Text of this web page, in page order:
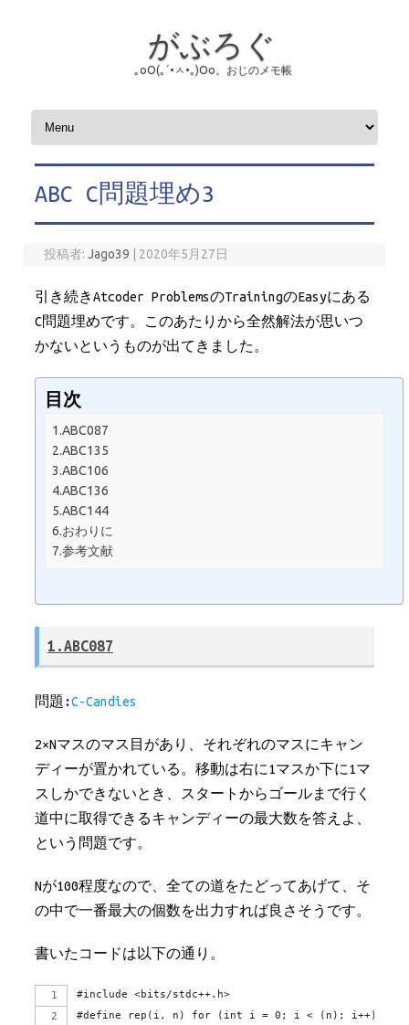
がぶろぐ
｡оО(｡´•ㅅ•｡)Оо。おじのメモ帳
コンテンツへスキップ
ABC C問題埋め3
投稿者:Jago39 2020年5月27日
引き続きAtcoder ProblemsのTrainingのEasyにある
C問題埋めです。このあたりから全然解法が思いつ
かないというものが出てきました。
目次
1.ABC087
2.ABC135
3.ABC106
4.ABC136
5.ABC144
6.おわりに
7.参考文献
1.ABC087
問題:C-Candies
2×Nマスのマス目があり、それぞれのマスにキャン
ディーが置かれている。移動は右に1マスか下に1マ
スしかできないとき、スタートからゴールまで行く
道中に取得できるキャンディーの最大数を答えよ、
という問題です。
Nが100程度なので、全ての道をたどってあげて、そ
の中で一番最大の個数を出力すれば良さそうです。
書いたコードは以下の通り。
#include <bits/stdc++.h>
#define rep(i, n) for (int i = 0; i < (n); i++)